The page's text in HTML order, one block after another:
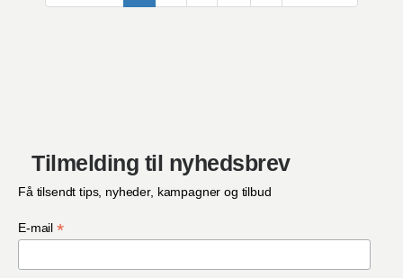
Tilmelding til nyhedsbrev
Få tilsendt tips, nyheder, kampagner og tilbud
E-mail *